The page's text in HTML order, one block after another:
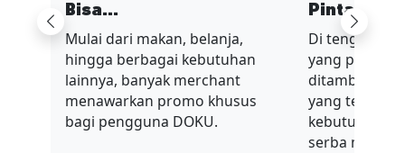
Previous
Bisa...
Mulai dari makan, belanja,
hingga berbagai kebutuhan
lainnya, banyak merchant
menawarkan promo khusus
bagi pengguna DOKU.
Pinta...
Di tengah
yang penuh
ditambah
yang terus
kebutuhan
serba mahal.
Next